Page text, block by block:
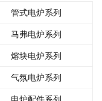
管式电炉系列
马弗电炉系列
熔块电炉系列
气氛电炉系列
电炉配件系列